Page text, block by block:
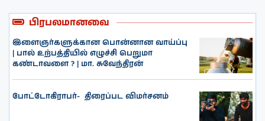
பிரபலமானவை
இளைஞர்களுக்கான பொன்னான வாய்ப்பு
| பால் உற்பத்தியில் எழுச்சி பெறுமா
கண்டாவளை ? | மா. சுவேந்திரன்
போட்டோகிராபர்- ‌ திரைப்பட விமர்சனம்